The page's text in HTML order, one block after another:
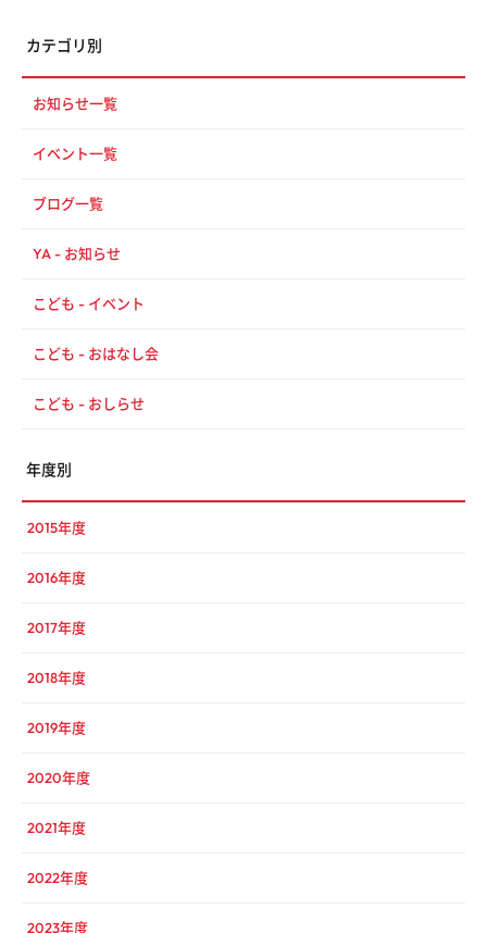
カテゴリ別
お知らせ一覧
イベント一覧
ブログ一覧
YA - お知らせ
こども - イベント
こども - おはなし会
こども - おしらせ
年度別
2015年度
2016年度
2017年度
2018年度
2019年度
2020年度
2021年度
2022年度
2023年度